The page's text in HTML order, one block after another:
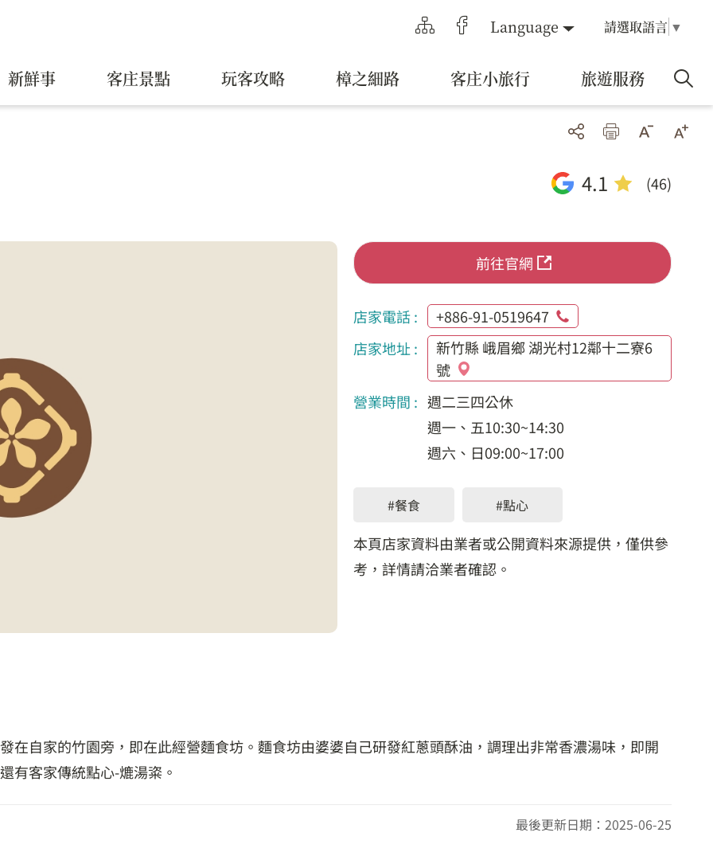
Language 請選取語言 ▼
新鮮事 客庄景點 玩客攻略 樟之細路 客庄小旅行 旅遊服務
4.1 (46)
前往官網
店家電話 :
+886-91-0519647
店家地址 :
新竹縣 峨眉鄉 湖光村12鄰十二寮6
號
營業時間 : 週二三四公休
週一、五10:30~14:30
週六、日09:00~17:00
#餐食 #點心
本頁店家資料由業者或公開資料來源提供，僅供參
考，詳情請洽業者確認。
在自家的竹園旁，即在此經營麵食坊。麵食坊由婆婆自己研發紅蔥頭酥油，調理出非常香濃湯味，即開
有客家傳統點心-熝湯粢。
最後更新日期：2025-06-25